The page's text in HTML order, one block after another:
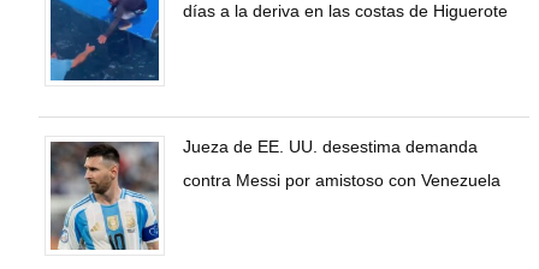
días a la deriva en las costas de Higuerote
Jueza de EE. UU. desestima demanda
contra Messi por amistoso con Venezuela